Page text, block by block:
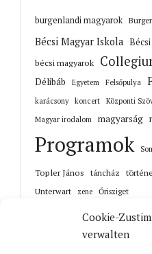
Cookie-
verwalten
burgenlandi magyarok
Bécsi Magyar Iskola
bécsi magyarok
Délibáb Egyetem Felsőpulya
karácsony koncert Központi
Magyar irodalom magyarság
Programok
Topler János táncház
Unterwart
zene Őrisziget